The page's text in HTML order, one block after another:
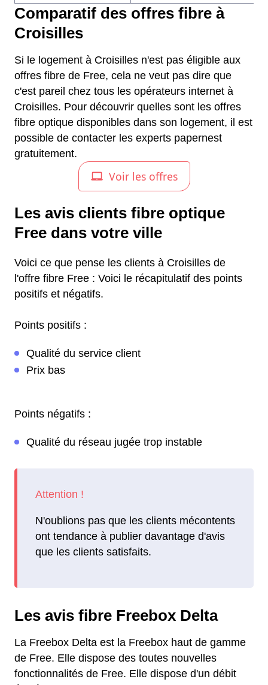
Comparatif des offres fibre à
Croisilles
Si le logement à Croisilles n'est pas éligible aux
offres fibre de Free, cela ne veut pas dire que
c'est pareil chez tous les opérateurs internet à
Croisilles. Pour découvrir quelles sont les offres
fibre optique disponibles dans son logement, il est
possible de contacter les experts papernest
gratuitement.
Les avis clients fibre optique
Free dans votre ville
Voici ce que pense les clients à Croisilles de
l'offre fibre Free : Voici le récapitulatif des points
positifs et négatifs.
Points positifs :
Qualité du service client
Prix bas
Points négatifs :
Qualité du réseau jugée trop instable
N'oublions pas que les clients mécontents
ont tendance à publier davantage d'avis
que les clients satisfaits.
Les avis fibre Freebox Delta
La Freebox Delta est la Freebox haut de gamme
de Free. Elle dispose des toutes nouvelles
fonctionnalités de Free. Elle dispose d'un débit